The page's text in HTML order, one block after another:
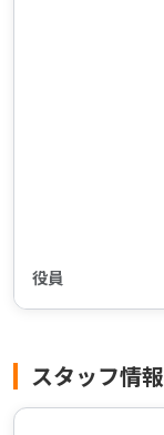
役員
スタッフ情報